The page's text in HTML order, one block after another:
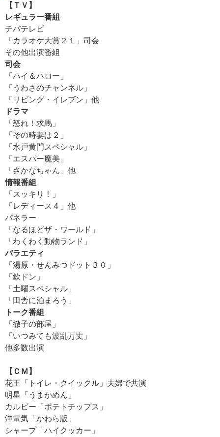
【ＴＶ】
レギュラー番組
チバテレビ
「カラオケ大賞２１」司会
その他出演番組
司会
「ハイ＆ハロー」
「うわさのチャンネル」
「リビング・イレブン」他
ドラマ
「怒れ！求馬」
「その時妻は２」
「水戸黄門スペシャル」
「エスパー魔美」
「さかなちゃん」他
情報番組
「スッキリ！」
「レディース４」他
パネラー
「なるほどザ・ワールド」
「わくわく動物ランド」
バラエティ
「湯原・せんみつドット３０」
「欽ドン」
「土曜スペシャル」
「田舎に泊まろう」
トーク番組
「徹子の部屋」
「いつみても波乱万丈」
他多数出演
【ＣＭ】
花王「トイレ・クイックル」夫婦で共演
明星「うまかめん」
カルビー「ポテトチップス」
沖電気「かわら版」
シャープ「ハイクッカー」